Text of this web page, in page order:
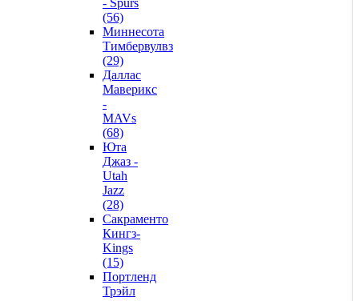
(56)
Миннесота
Тимбервулвз
(29)
Даллас
Маверикс
-
MAVs
(68)
Юта
Джаз -
Utah
Jazz
(28)
Сакраменто
Кингз-
Kings
(15)
Портленд
Трэйл